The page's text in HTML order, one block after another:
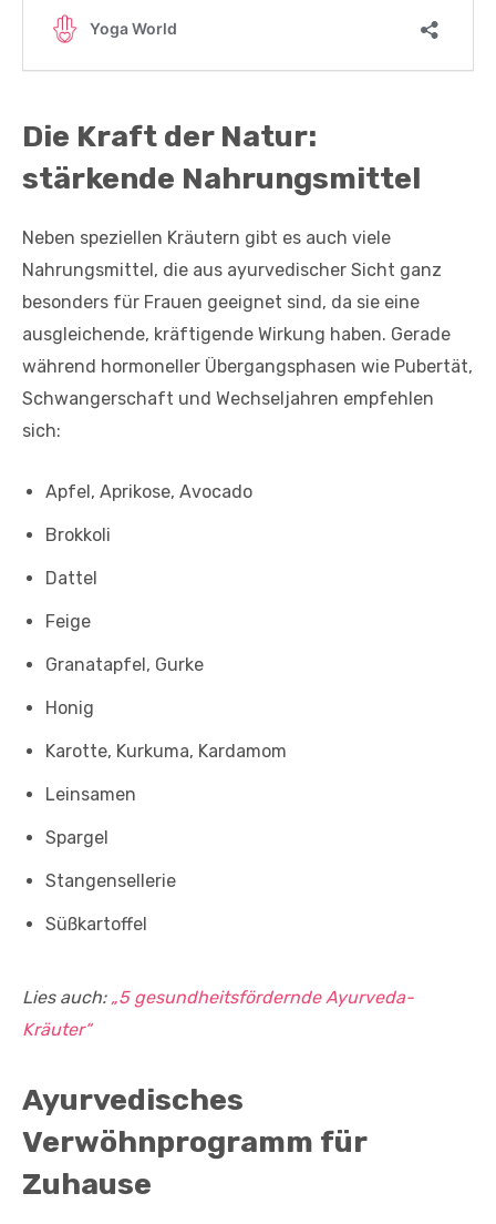
Die Kraft der Natur:
stärkende Nahrungsmittel
Neben speziellen Kräutern gibt es auch viele
Nahrungsmittel, die aus ayurvedischer Sicht ganz
besonders für Frauen geeignet sind, da sie eine
ausgleichende, kräftigende Wirkung haben. Gerade
während hormoneller Übergangsphasen wie Pubertät,
Schwangerschaft und Wechseljahren empfehlen
sich:
Apfel, Aprikose, Avocado
Brokkoli
Dattel
Feige
Granatapfel, Gurke
Honig
Karotte, Kurkuma, Kardamom
Leinsamen
Spargel
Stangensellerie
Süßkartoffel
Lies auch: „5 gesundheitsfördernde Ayurveda-
Kräuter“
Ayurvedisches
Verwöhnprogramm für
Zuhause